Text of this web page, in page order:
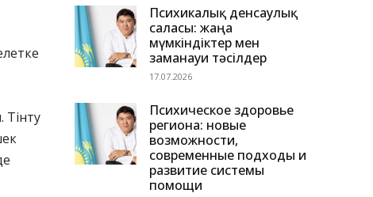
Тінту
Психикалық денсаулық
саласы: жаңа
мүмкіндіктер мен
заманауи тәсілдер
17.07.2026
Психическое здоровье
региона: новые
возможности,
современные подходы и
развитие системы
помощи